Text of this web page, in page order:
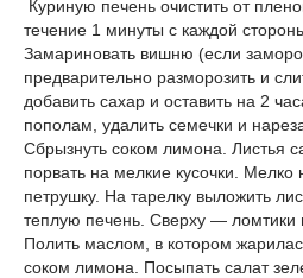
Куриную печень очистить от
течение 1 минуты с каждой
Замариновать вишню (если
предварительно разморозить и
добавить сахар и оставить на 2
пополам, удалить семечки и
Сбрызнуть соком лимона. Листья
порвать на мелкие кусочки. Мелко
петрушку. На тарелку выложить
теплую печень. Сверху — ломтики
Полить маслом, в котором
соком лимона. Посыпать салат